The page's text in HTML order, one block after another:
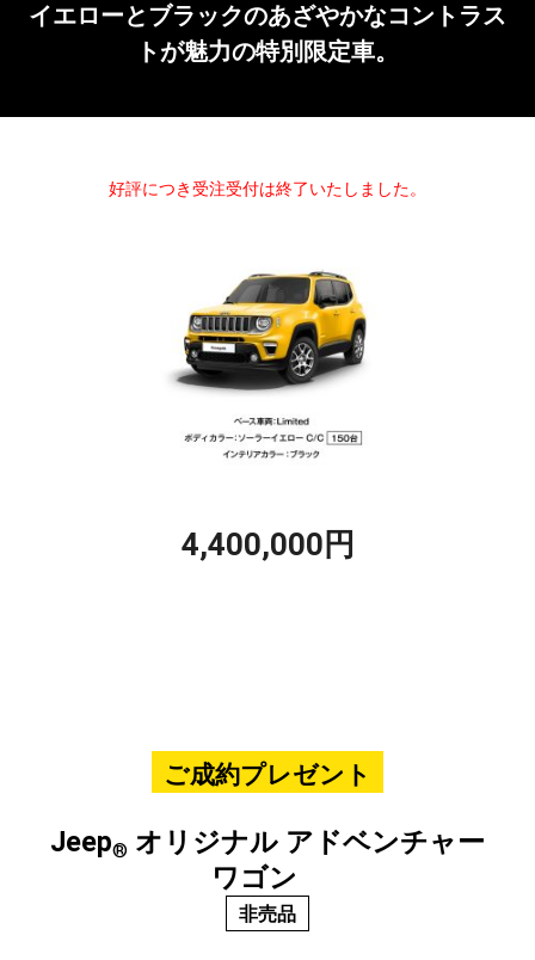
イエローとブラックのあざやかなコントラス
トが魅力の特別限定車。
好評につき受注受付は終了いたしました。
4,400,000円
ご成約プレゼント
Jeep® オリジナル アドベンチャー
ワゴン
非売品